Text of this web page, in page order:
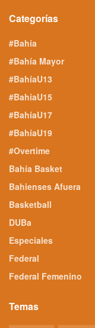
Categorías
#Bahía
#Bahía Mayor
#BahíaU13
#BahíaU15
#BahíaU17
#BahíaU19
#Overtime
Bahía Basket
Bahienses Afuera
Basketball
DUBa
Especiales
Federal
Federal Femenino
Temas